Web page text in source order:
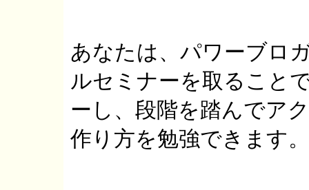
あなたは、パワーブロ
ルセミナーを取ること
ーし、段階を踏んでア
作り方を勉強できます。